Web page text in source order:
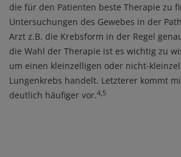
die für den Patienten beste Therapie zu
Untersuchungen des Gewebes in der
Arzt z.B. die Krebsform in der Regel
die Wahl der Therapie ist es wichtig zu
um einen kleinzelligen oder nicht-
Lungenkrebs handelt. Letzterer kommt
deutlich häufiger vor.4,5